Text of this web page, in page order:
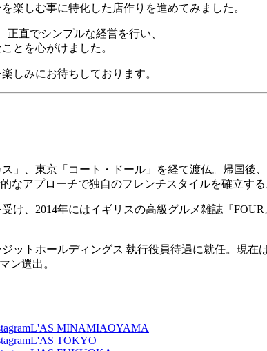
楽しむ事に特化した店作りを進めてみました。
直でシンプルな経営を行い、
とを心がけました。
しみにお待ちしております。
」、東京「コート・ドール」を経て渡仏。帰国後
なアプローチで独自のフレンチスタイルを確立する
け、2014年にはイギリスの高級グルメ雑誌『
ットホールディングス 執行役員待遇に就任。現
ン選出。
L'AS MINAMIAOYAMA
L'AS TOKYO